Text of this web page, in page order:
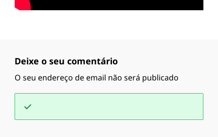
Deixe o seu comentário
O seu endereço de email não será publicado